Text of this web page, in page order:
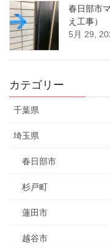
春日部市
え工事）
5月 29,
カテゴリー
千葉県
埼玉県
春日部市
杉戸町
蓮田市
越谷市